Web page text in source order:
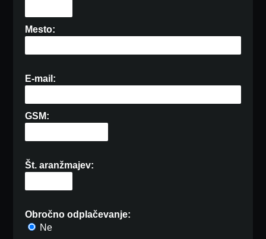
Mesto:
E-mail:
GSM:
Št. aranžmajev:
Obročno odplačevanje:
Ne